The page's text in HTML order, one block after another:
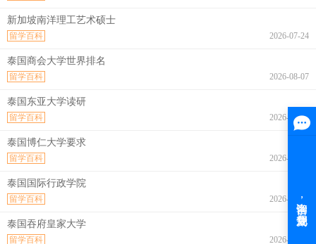
新加坡南洋理工艺术硕士
2026-07-24
留学百科
泰国商会大学世界排名
2026-08-07
留学百科
泰国东亚大学读研
2026-08-07
留学百科
泰国博仁大学要求
2026-08-07
留学百科
泰国国际行政学院
2026-08-07
留学百科
泰国吞府皇家大学
2026-08-07
留学百科